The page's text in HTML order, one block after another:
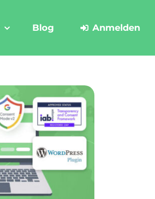
Blog Anmelden